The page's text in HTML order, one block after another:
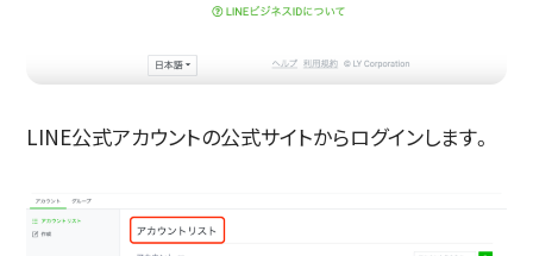
LINE公式アカウントの公式サイトからログインします。